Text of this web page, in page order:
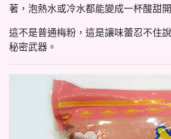
著，泡熱水或冷水都能變成一杯酸甜
這不是普通梅粉，這是讓味蕾忍不住
秘密武器。